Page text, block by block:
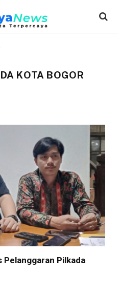
KOTA BOGOR
Pelanggaran Pilkada